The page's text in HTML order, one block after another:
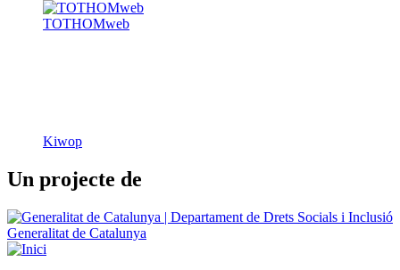
TOTHOMweb
Kiwop
Un projecte de
Generalitat de Catalunya